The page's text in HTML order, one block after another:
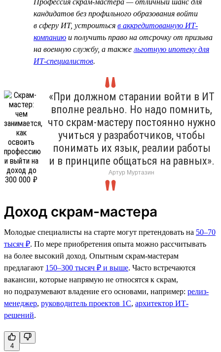
кандидатов без профильного образования войти
в сферу ИТ, устроиться в аккредитованную ИТ-
компанию и получить право на отсрочку от призыва
на военную службу, а также льготную ипотеку для
ИТ-специалистов.
«При должном старании войти в ИТ
вполне реально. Но надо помнить,
что скрам-мастеру постоянно нужно
учиться у разработчиков, чтобы
понимать их язык, реалии работы
и в принципе общаться на равных».
Артур Муртазин
Доход скрам-мастера
Молодые специалисты на старте могут претендовать на 50–70
тысяч ₽. По мере приобретения опыта можно рассчитывать
на более высокий доход. Опытным скрам-мастерам
предлагают 150–300 тысяч ₽ и выше. Часто встречаются
вакансии, которые напрямую не относятся к скрам,
но подразумевают владение его основами, например: релиз-
менеджер, руководитель проектов 1С, архитектор ИТ-
решений.
4